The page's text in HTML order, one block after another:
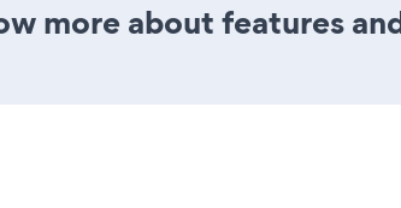
more about features